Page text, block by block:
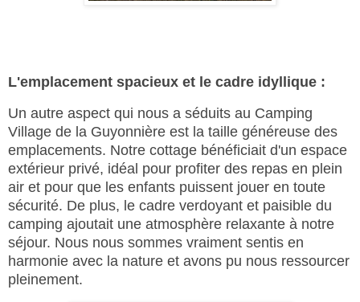
L'emplacement spacieux et le cadre idyllique :
Un autre aspect qui nous a séduits au Camping
Village de la Guyonnière est la taille généreuse des
emplacements. Notre cottage bénéficiait d'un espace
extérieur privé, idéal pour profiter des repas en plein
air et pour que les enfants puissent jouer en toute
sécurité. De plus, le cadre verdoyant et paisible du
camping ajoutait une atmosphère relaxante à notre
séjour. Nous nous sommes vraiment sentis en
harmonie avec la nature et avons pu nous ressourcer
pleinement.